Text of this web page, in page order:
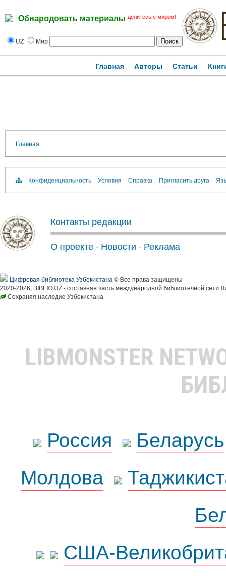
Обнародовать материалы делитесь с миром!
UZ Мир
Главная Авторы Статьи
Главная
Конфиденциальность Условия Справка Пригласить друга
Контакты редакции
О проекте · Новости · Реклама
Цифровая библиотека Узбекистана © Все права защищены
2020-2026, BIBLIO.UZ - составная часть международной библиотечной сети
Сохраняя наследие Узбекистана
LIBMONSTER
Россия
Беларусь
Молдова
США-